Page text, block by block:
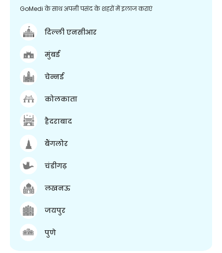
GoMedi के साथ अपनी पसंद के शहरों में इलाज कराएं
दिल्ली एनसीआर
मुंबई
चेन्नई
कोलकाता
हैदराबाद
बैंगलोर
चंडीगढ़
लखनऊ
जयपुर
पुणे